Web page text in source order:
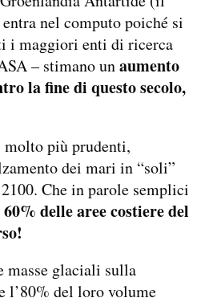
nel computo poiché si
i maggiori enti di ricerca
– stimano unaumento
la fine di questo secolo,
più prudenti,
dei mari in “soli”
Che in parole semplici
delle aree costiere del
masse glaciali sulla
l’80% del loro volume